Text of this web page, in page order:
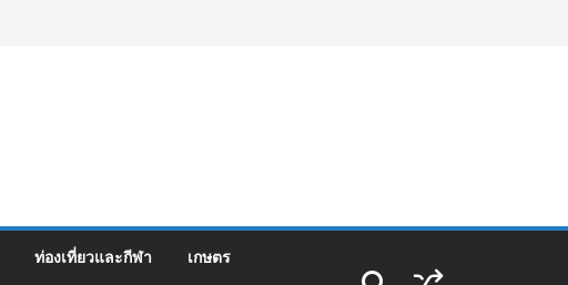
ท่องเที่ยวและกีฬา เกษตร